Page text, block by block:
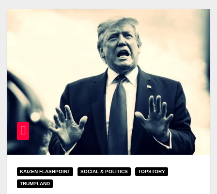
KAIZEN FLASHPOINT SOCIAL & POLITICS TOPSTORY
TRUMPLAND